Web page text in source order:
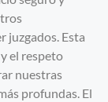
juzgados. Esta
el respeto
nuestras
profundas. El